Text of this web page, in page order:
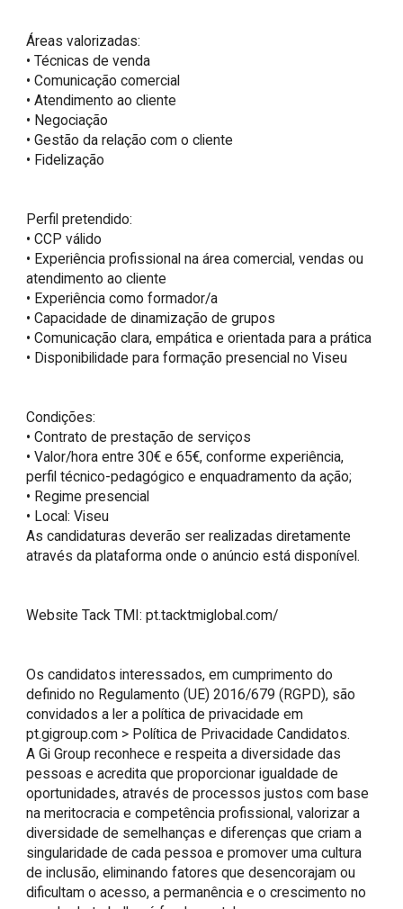
Áreas valorizadas:
• Técnicas de venda
• Comunicação comercial
• Atendimento ao cliente
• Negociação
• Gestão da relação com o cliente
• Fidelização
Perfil pretendido:
• CCP válido
• Experiência profissional na área comercial, vendas ou
atendimento ao cliente
• Experiência como formador/a
• Capacidade de dinamização de grupos
• Comunicação clara, empática e orientada para a prática
• Disponibilidade para formação presencial no Viseu
Condições:
• Contrato de prestação de serviços
• Valor/hora entre 30€ e 65€, conforme experiência,
perfil técnico-pedagógico e enquadramento da ação;
• Regime presencial
• Local: Viseu
As candidaturas deverão ser realizadas diretamente
através da plataforma onde o anúncio está disponível.
Website Tack TMI: pt.tacktmiglobal.com/
Os candidatos interessados, em cumprimento do
definido no Regulamento (UE) 2016/679 (RGPD), são
convidados a ler a política de privacidade em
pt.gigroup.com > Política de Privacidade Candidatos.
A Gi Group reconhece e respeita a diversidade das
pessoas e acredita que proporcionar igualdade de
oportunidades, através de processos justos com base
na meritocracia e competência profissional, valorizar a
diversidade de semelhanças e diferenças que criam a
singularidade de cada pessoa e promover uma cultura
de inclusão, eliminando fatores que desencorajam ou
dificultam o acesso, a permanência e o crescimento no